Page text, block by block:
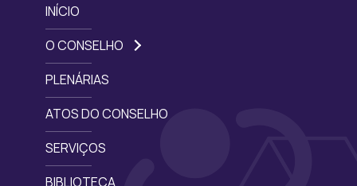
INÍCIO
O CONSELHO
PLENÁRIAS
ATOS DO CONSELHO
SERVIÇOS
BIBLIOTECA